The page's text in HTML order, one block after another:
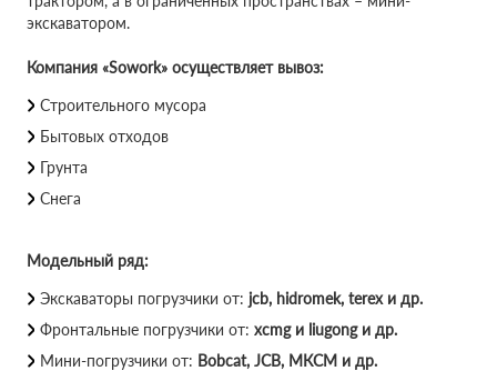
экскаватором.
Компания «Sowork» осуществляет вывоз:
Строительного мусора
Бытовых отходов
Грунта
Снега
Модельный ряд:
Экскаваторы погрузчики от: jcb, hidromek, terex и др.
Фронтальные погрузчики от: xcmg и liugong и др.
Мини-погрузчики от: Bobcat, JCB, МКСМ и др.